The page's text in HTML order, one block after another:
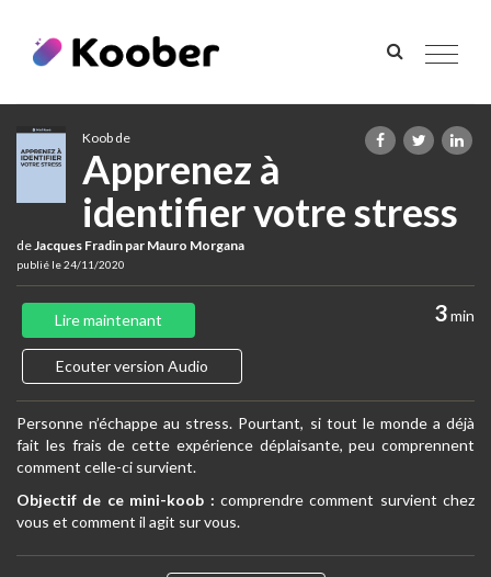
Toggle
Koob de
Apprenez à
identifier votre stress
deJacques Fradin par Mauro Morgana
publié le 24/11/2020
3min
Lire maintenant
Ecouter version Audio
Personne n’échappe au stress. Pourtant, si tout le monde a déjà
fait les frais de cette expérience déplaisante, peu comprennent
comment celle-ci survient.
Objectif de ce mini-koob : comprendre comment survient chez
vous et comment il agit sur vous.